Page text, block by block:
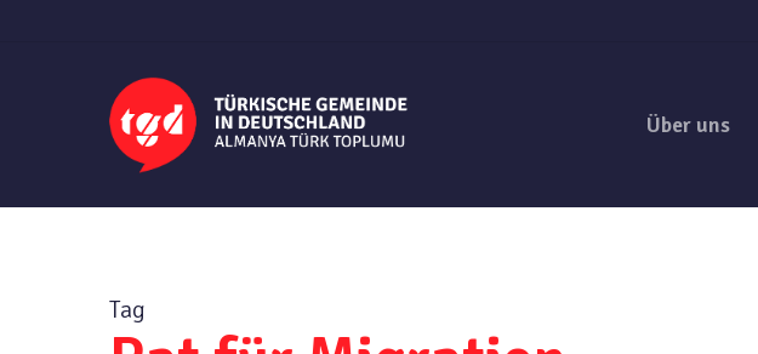
Über uns
Tag